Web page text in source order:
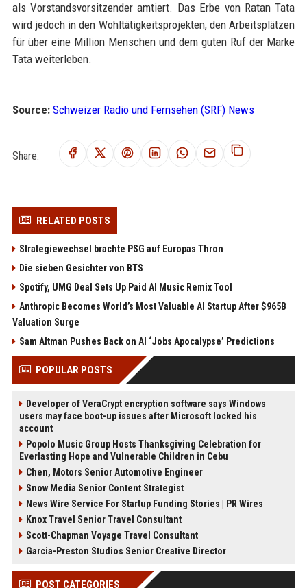
als Vorstandsvorsitzender amtiert. Das Erbe von Ratan Tata
wird jedoch in den Wohltätigkeitsprojekten, den Arbeitsplätzen
für über eine Million Menschen und dem guten Ruf der Marke
Tata weiterleben.
Source: Schweizer Radio und Fernsehen (SRF) News
Share:
RELATED POSTS
Strategiewechsel brachte PSG auf Europas Thron
Die sieben Gesichter von BTS
Spotify, UMG Deal Sets Up Paid AI Music Remix Tool
Anthropic Becomes World’s Most Valuable AI Startup After $965B
Valuation Surge
Sam Altman Pushes Back on AI ‘Jobs Apocalypse’ Predictions
POPULAR POSTS
Developer of VeraCrypt encryption software says Windows
users may face boot-up issues after Microsoft locked his
account
Popolo Music Group Hosts Thanksgiving Celebration for
Everlasting Hope and Vulnerable Children in Cebu
Chen, Motors Senior Automotive Engineer
Snow Media Senior Content Strategist
News Wire Service For Startup Funding Stories | PR Wires
Knox Travel Senior Travel Consultant
Scott-Chapman Voyage Travel Consultant
Garcia-Preston Studios Senior Creative Director
POST CATEGORIES